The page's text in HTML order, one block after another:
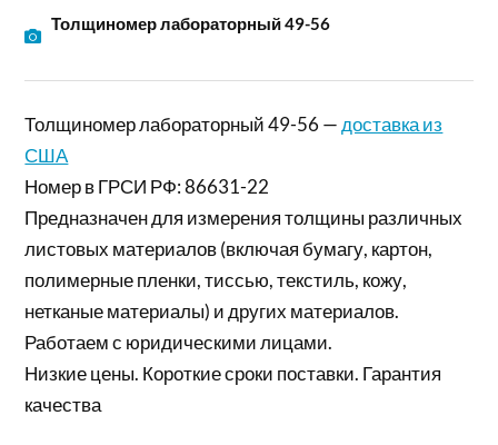
Толщиномер лабораторный 49-56
Толщиномер лабораторный 49-56 — доставка из
США
Номер в ГРСИ РФ: 86631-22
Предназначен для измерения толщины различных
листовых материалов (включая бумагу, картон,
полимерные пленки, тиссью, текстиль, кожу,
нетканые материалы) и других материалов.
Работаем с юридическими лицами.
Низкие цены. Короткие сроки поставки. Гарантия
качества